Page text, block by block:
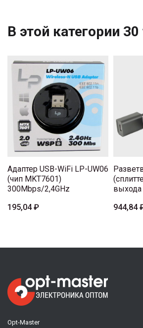
В этой категории
Адаптер USB-WiFi LP-UW06
(чип MKT7601)
300Mbps/2,4GHz
195,04 ₽
выхода
944,84
Opt-Master